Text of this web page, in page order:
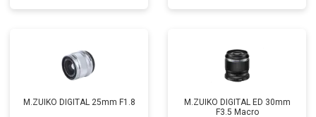
M.ZUIKO DIGITAL 25mm F1.8
M.ZUIKO DIGITAL ED 30mm
F3.5 Macro